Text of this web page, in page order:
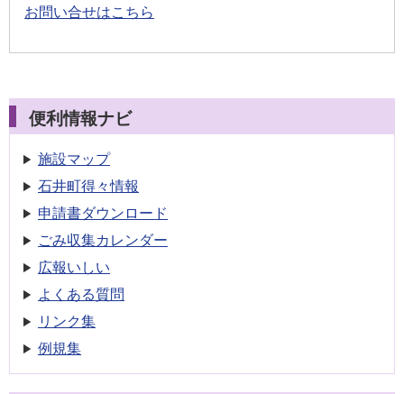
お問い合せはこちら
便利情報ナビ
施設マップ
石井町得々情報
申請書ダウンロード
ごみ収集カレンダー
広報いしい
よくある質問
リンク集
例規集